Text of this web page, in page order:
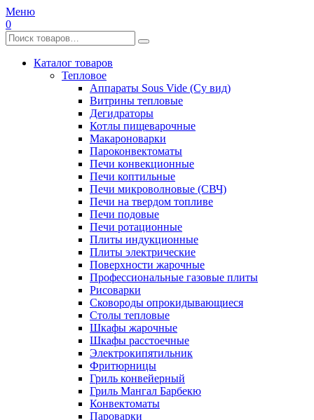
Меню
0
Каталог товаров
Тепловое
Аппараты Sous Vide (Су вид)
Витрины тепловые
Дегидраторы
Котлы пищеварочные
Макароноварки
Пароконвектоматы
Печи конвекционные
Печи коптильные
Печи микроволновые (СВЧ)
Печи на твердом топливе
Печи подовые
Печи ротационные
Плиты индукционные
Плиты электрические
Поверхности жарочные
Профессиональные газовые плиты
Рисоварки
Сковороды опрокидывающиеся
Столы тепловые
Шкафы жарочные
Шкафы расстоечные
Электрокипятильник
Фритюрницы
Гриль конвейерный
Гриль Мангал Барбекю
Конвектоматы
Пароварки